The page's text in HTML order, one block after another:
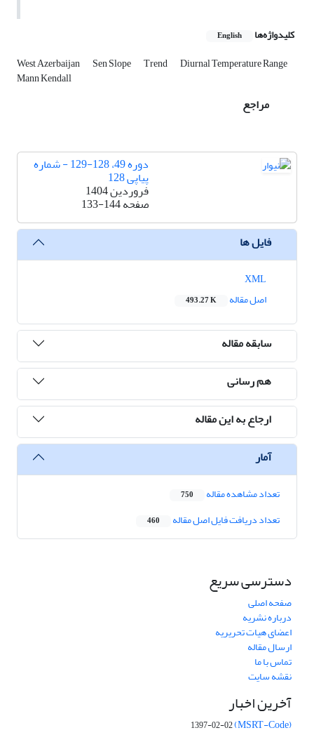
کلیدواژه‌ها English
West Azerbaijan Sen Slope Trend Diurnal Temperature Range
Mann Kendall
مراجع
دوره 49، 128-129 - شماره
پیاپی 128
فروردین 1404
صفحه133-144
فایل ها
اصل مقاله
493.27 K
سابقه مقاله
هم رسانی
ارجاع به این مقاله
آمار
تعداد مشاهده مقاله 750
تعداد دریافت فایل اصل مقاله 460
دسترسی سریع
صفحه اصلی
درباره نشریه
اعضای هیات تحریریه
ارسال مقاله
تماس با ما
نقشه سایت
آخرین اخبار
(MSRT-Code)
1397-02-02